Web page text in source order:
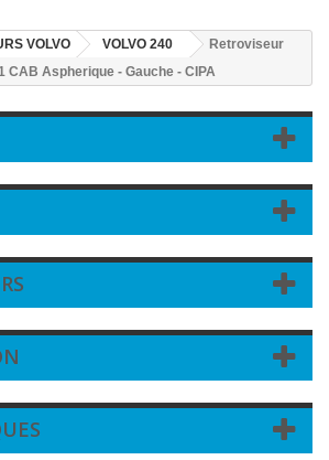
VOLVO VOLVO 240
Retroviseur
CAB Aspherique - Gauche - CIPA